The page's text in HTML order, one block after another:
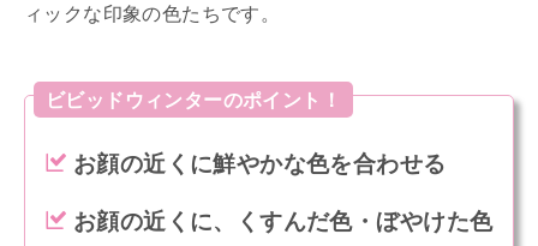
ィックな印象の色たちです。
ビビッドウィンターのポイント！
お顔の近くに鮮やかな色を合わせる
お顔の近くに、くすんだ色・ぼやけた色